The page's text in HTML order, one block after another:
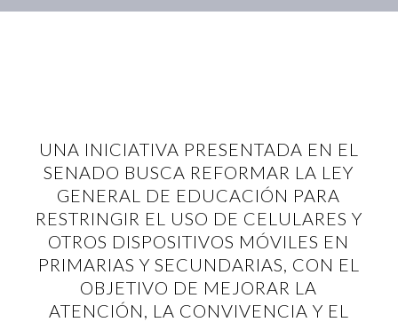
UNA INICIATIVA PRESENTADA EN EL
SENADO BUSCA REFORMAR LA LEY
GENERAL DE EDUCACIÓN PARA
RESTRINGIR EL USO DE CELULARES Y
OTROS DISPOSITIVOS MÓVILES EN
PRIMARIAS Y SECUNDARIAS, CON EL
OBJETIVO DE MEJORAR LA
ATENCIÓN, LA CONVIVENCIA Y EL